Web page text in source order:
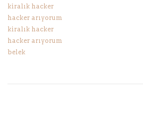
kiralık hacker
hacker arıyorum
kiralık hacker
hacker arıyorum
belek